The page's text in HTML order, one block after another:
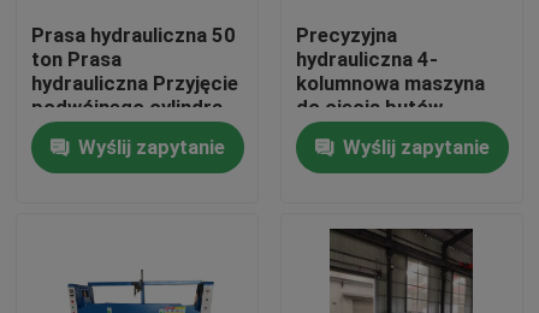
Dom
Prasa hydrauliczna 50
ton Prasa
hydrauliczna Przyjęcie
podwójnego cylindra
olejowego
Wyślij zapytanie
Precyzyjna
hydrauliczna 4-
kolumnowa maszyna
do cięcia butów
Wyślij zapytanie